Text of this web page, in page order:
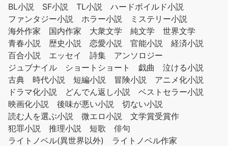
BL小説
SF小説 TL小説
ハードボイルド小説
ファンタジー小説
ホラー小説
ミステリー小説
海外作家
国内作家 大衆文学 純文学
世界文学
青春小説
歴史小説 恋愛小説 官能小説
経済小説
百合小説
エッセイ 詩集
アンソロジー
ジュブナイル
ショートショート 戯曲
泣ける小説
古典
時代小説 短編小説 冒険小説
アニメ化小説
ドラマ化小説
どんでん返し小説
ベストセラー小説
映画化小説
後味が悪い小説
切ない小説
読む人を選ぶ小説
微エロ小説
文学賞受賞作
犯罪小説
推理小説 短歌
俳句
ライトノベル(異世界以外)
ライトノベル作家